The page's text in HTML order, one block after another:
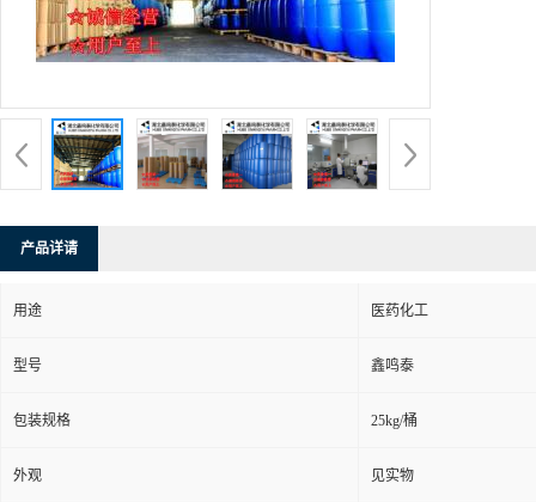
产品详请
用途 医药化工
型号 鑫鸣泰
包装规格 25kg/桶
外观 见实物